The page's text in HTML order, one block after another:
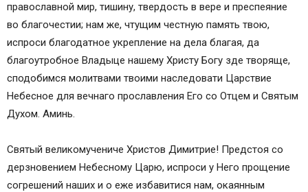
православной мир, тишину, твердость в вере и преспеяние
во благочестии; нам же, чтущим честную память твою,
испроси благодатное укрепление на дела благая, да
благоутробное Владыце нашему Христу Богу зде творяще,
сподобимся молитвами твоими наследовати Царствие
Небесное для вечнаго прославления Его со Отцем и Святым
Духом. Аминь.
Святый великомучениче Христов Димитрие! Предстоя со
дерзновением Небесному Царю, испроси у Него прощение
согрешений наших и о еже избавитися нам, окаянным